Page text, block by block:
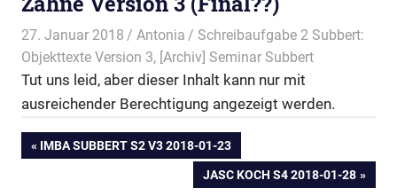
27. Januar 2018 Antonia
Schreibaufgabe 2 Subbert:
Objekttexte Version 3, [Archiv] Seminar Subbert
Tut uns leid, aber dieser Inhalt kann nur mit
ausreichender Berechtigung angezeigt werden.
Beitragsnavigation
VORHERIGER
IMBA SUBBERT S2 V3 2018-01-23
NÄCHSTER
JASC KOCH S4 2018-01-28